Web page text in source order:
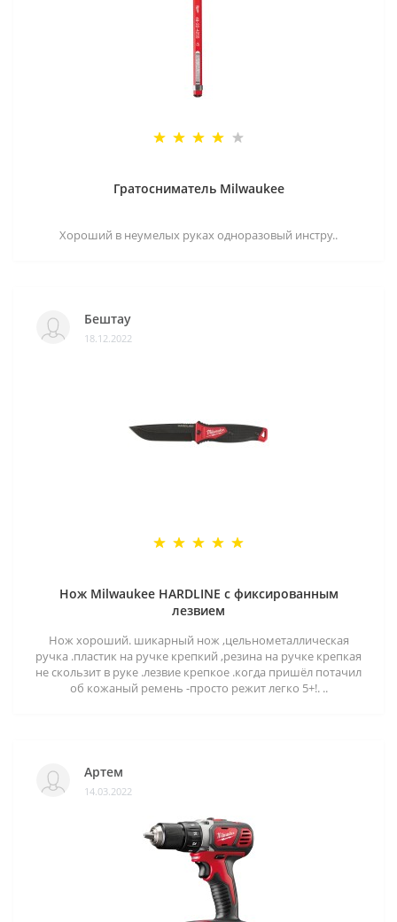
Гратосниматель Milwaukee
Хороший в неумелых руках одноразовый инстру..
Бештау
18.12.2022
Нож Milwaukee HARDLINE с фиксированным
лезвием
Нож хороший. шикарный нож ,цельнометаллическая
ручка .пластик на ручке крепкий ,резина на ручке крепкая
не скользит в руке .лезвие крепкое .когда пришёл потачил
об кожаный ремень -просто режит легко 5+!. ..
Артем
14.03.2022